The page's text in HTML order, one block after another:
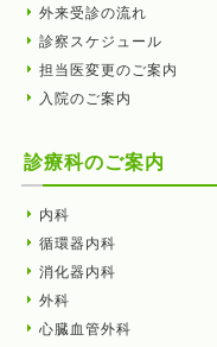
外来受診の流れ
診察スケジュール
担当医変更のご案内
入院のご案内
診療科のご案内
内科
循環器内科
消化器内科
外科
心臓血管外科